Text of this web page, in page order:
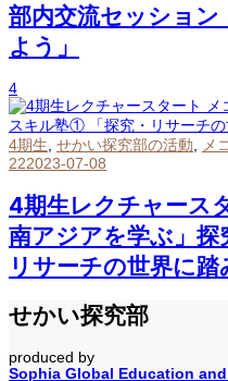
部内交流セッション
よう」
4
4期生 せかい探究部の活動 メ
222023-07-08
4期生レクチャー
南アジアを学ぶ」
リサーチの世界に踏
せかい探究部
produced by
Sophia Global Education